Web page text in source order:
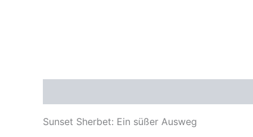
Sunset Sherbet: Ein süßer Ausweg